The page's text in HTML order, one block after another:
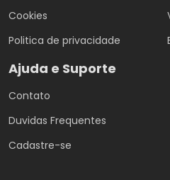
Cookies
Politica de privacidade
Ajuda e Suporte
Contato
Duvidas Frequentes
Cadastre-se